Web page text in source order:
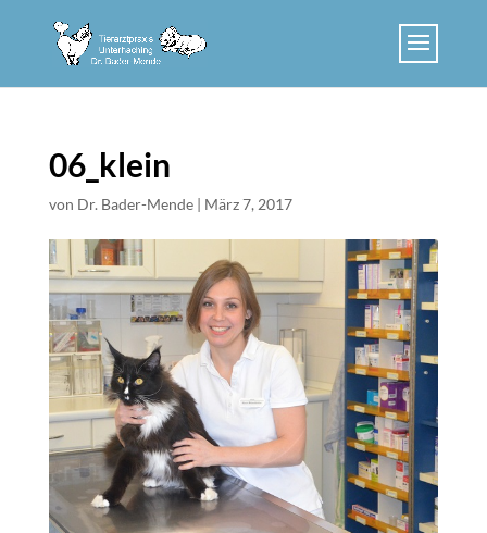
content
06_klein
von Dr. Bader-Mende| März 7, 2017